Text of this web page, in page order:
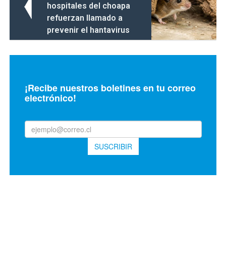
hospitales del choapa
refuerzan llamado a
prevenir el hantavirus